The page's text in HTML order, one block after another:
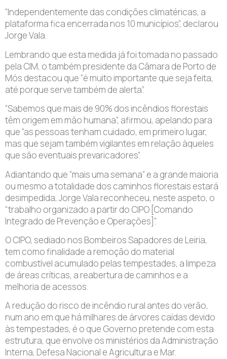
“Independentemente das condições climatéricas, a
plataforma fica encerrada nos 10 municípios”, declarou
Jorge Vala.
Lembrando que esta medida já foi tomada no passado
pela CIM, o também presidente da Câmara de Porto de
Mós destacou que “é muito importante que seja feita,
até porque serve também de alerta”.
“Sabemos que mais de 90% dos incêndios florestais
têm origem em mão humana”, afirmou, apelando para
que “as pessoas tenham cuidado, em primeiro lugar,
mas que sejam também vigilantes em relação àqueles
que são eventuais prevaricadores”.
Adiantando que “mais uma semana” e a grande maioria
ou mesmo a totalidade dos caminhos florestais estará
desimpedida, Jorge Vala reconheceu, neste aspeto, o
“trabalho organizado a partir do CIPO [Comando
Integrado de Prevenção e Operações]”.
O CIPO, sediado nos Bombeiros Sapadores de Leiria,
tem como finalidade a remoção do material
combustível acumulado pelas tempestades, a limpeza
de áreas críticas, a reabertura de caminhos e a
melhoria de acessos.
A redução do risco de incêndio rural antes do verão,
num ano em que há milhares de árvores caídas devido
às tempestades, é o que Governo pretende com esta
estrutura, que envolve os ministérios da Administração
Interna, Defesa Nacional e Agricultura e Mar.